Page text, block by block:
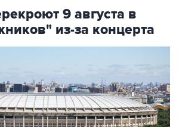
9 августа в
из-за концерта